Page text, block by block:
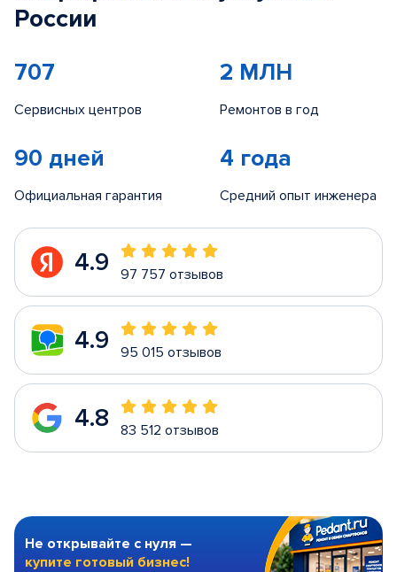
России
707
Сервисных центров
2 МЛН
Ремонтов в год
90 дней
Официальная гарантия
4 года
Средний опыт инженера
4.9 97 757 отзывов
4.9 95 015 отзывов
4.8 83 512 отзывов
Не открывайте с нуля —
купите готовый бизнес!